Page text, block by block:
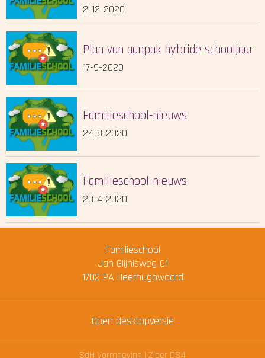
2-12-2020
Plan van aanpak hybride schooljaar
17-9-2020
Familieschool-nieuws
24-8-2020
Familieschool-nieuws
23-4-2020
Familieschool
Jan Glijnisweg 61
1702 PA Heerhugowaard
Open desktopversie
SdH Vormgeving | Ziber DS4